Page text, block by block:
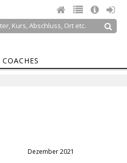
COACHES
Dezember 2021